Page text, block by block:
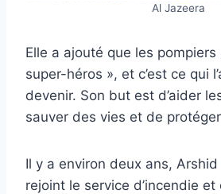
Al Jazeera
Elle a ajouté que les
super-héros », et c’est ce qui
devenir. Son but est d’aider
sauver des vies et de
Il y a environ deux ans,
rejoint le service d’incendie